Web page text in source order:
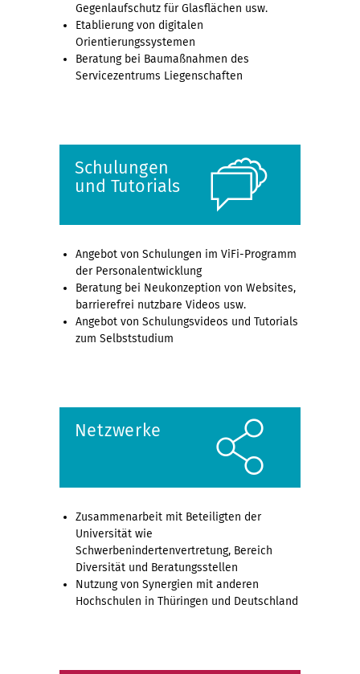
Gegenlaufschutz für Glasflächen usw.
Etablierung von digitalen
Orientierungssystemen
Beratung bei Baumaßnahmen des
Servicezentrums Liegenschaften
Schulungen
und Tutorials
Angebot von Schulungen im ViFi-Programm
der Personalentwicklung
Beratung bei Neukonzeption von Websites,
barrierefrei nutzbare Videos usw.
Angebot von Schulungsvideos und Tutorials
zum Selbststudium
Netzwerke
Zusammenarbeit mit Beteiligten der
Universität wie
Schwerbenindertenvertretung, Bereich
Diversität und Beratungsstellen
Nutzung von Synergien mit anderen
Hochschulen in Thüringen und Deutschland